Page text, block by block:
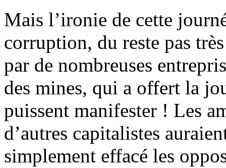
Mais l’ironie de cette
corruption, du reste pas
par de nombreuses
des mines, qui a offert la
puissent manifester ! Les
d’autres capitalistes
simplement effacé les